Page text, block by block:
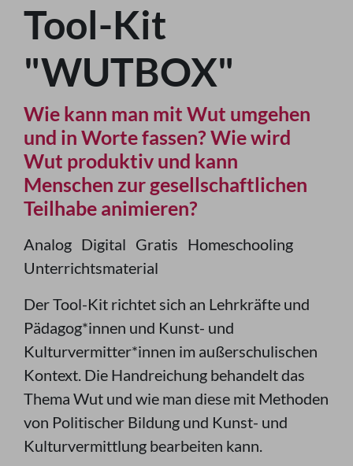
Tool-Kit
"WUTBOX"
Wie kann man mit Wut umgehen
und in Worte fassen? Wie wird
Wut produktiv und kann
Menschen zur gesellschaftlichen
Teilhabe animieren?
Analog Digital Gratis Homeschooling
Unterrichtsmaterial
Der Tool-Kit richtet sich an Lehrkräfte und
Pädagog*innen und Kunst- und
Kulturvermitter*innen im außerschulischen
Kontext. Die Handreichung behandelt das
Thema Wut und wie man diese mit Methoden
von Politischer Bildung und Kunst- und
Kulturvermittlung bearbeiten kann.